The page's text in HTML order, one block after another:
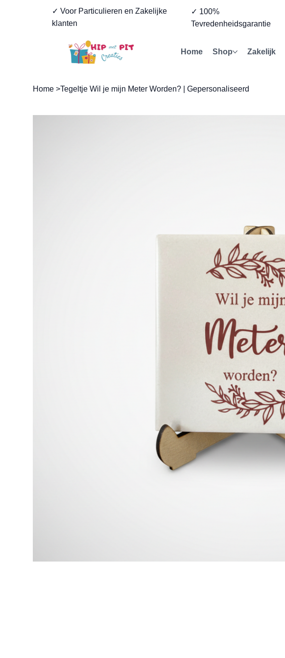
✓ Voor Particulieren en Zakelijke
klanten
✓ 100%
Tevredenheidsgarantie
Home Shop Zakelijk
Home >Tegeltje Wil je mijn Meter Worden? | Gepersonaliseerd